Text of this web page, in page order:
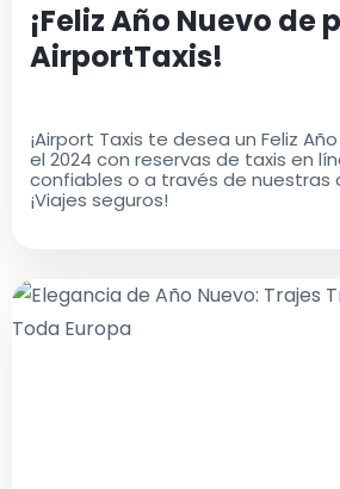
¡Feliz Año Nuevo de
AirportTaxis!
¡Airport Taxis te desea un Feliz
el 2024 con reservas de taxis en
confiables o a través de nuestras
¡Viajes seguros!